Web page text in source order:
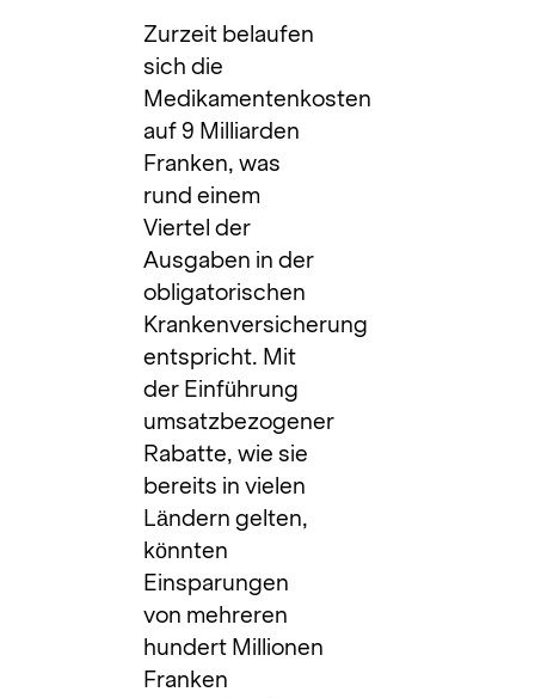
Zurzeit belaufen
sich die
Medikamentenkosten
auf 9 Milliarden
Franken, was
rund einem
Viertel der
Ausgaben in der
obligatorischen
Krankenversicherung
entspricht. Mit
der Einführung
umsatzbezogener
Rabatte, wie sie
bereits in vielen
Ländern gelten,
könnten
Einsparungen
von mehreren
hundert Millionen
Franken